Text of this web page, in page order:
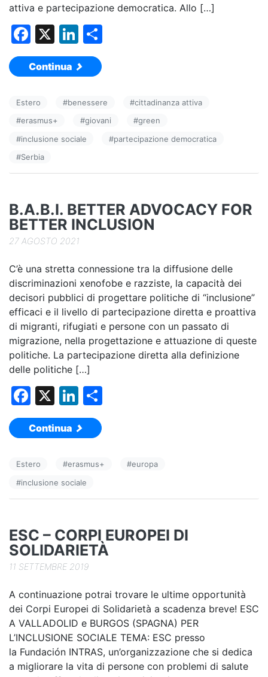
attiva e partecipazione democratica. Allo […]
F
a
c
b
o
o
k
X
Li
n
k
dI
n
vi
di
Continua
Estero #benessere #cittadinanza attiva
#erasmus+ #giovani #green
#inclusione sociale #partecipazione democratica
#Serbia
B.A.B.I. BETTER ADVOCACY FOR
BETTER INCLUSION
27 AGOSTO 2021
C’è una stretta connessione tra la diffusione delle
discriminazioni xenofobe e razziste, la capacità dei
decisori pubblici di progettare politiche di “inclusione”
efficaci e il livello di partecipazione diretta e proattiva
di migranti, rifugiati e persone con un passato di
migrazione, nella progettazione e attuazione di queste
politiche. La partecipazione diretta alla definizione
delle politiche […]
F
a
c
b
o
k
X
Li
n
k
dI
n
vi
Continua
Estero #erasmus+ #europa
#inclusione sociale
ESC – CORPI EUROPEI DI
SOLIDARIETÀ
11 SETTEMBRE 2019
A continuazione potrai trovare le ultime opportunità
dei Corpi Europei di Solidarietà a scadenza breve! ESC
A VALLADOLID e BURGOS (SPAGNA) PER
L’INCLUSIONE SOCIALE TEMA: ESC presso
la Fundación INTRAS, un’organizzazione che si dedica
a migliorare la vita di persone con problemi di salute